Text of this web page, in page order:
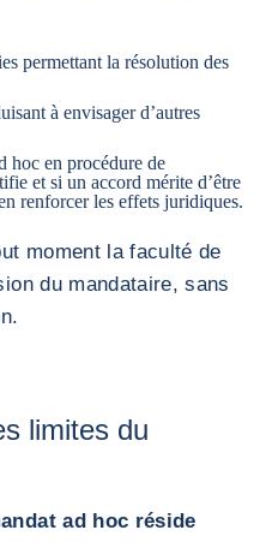
permettant la résolution des
à envisager d’autres
hoc en procédure de
et si un accord mérite d’être
renforcer les effets juridiques.
moment la faculté de
du mandataire, sans
limites du
ad hoc réside